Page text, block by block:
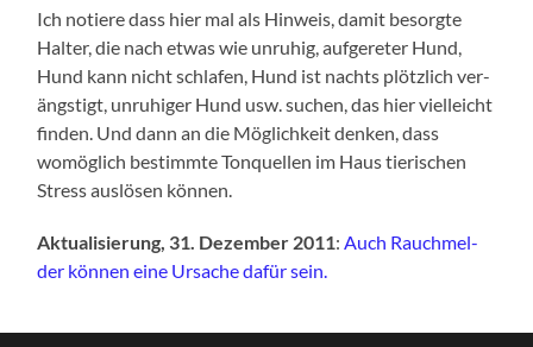
Ich notie­re dass hier mal als Hin­weis, damit besorg­te
Hal­ter, die nach etwas wie unru­hig, auf­ge­re­ter Hund,
Hund kann nicht schla­fen, Hund ist nachts plötz­lich ver­
ängs­tigt, unru­hi­ger Hund usw. suchen, das hier viel­leicht
fin­den. Und dann an die Mög­lich­keit den­ken, dass
womög­lich bestimm­te Ton­quel­len im Haus tie­ri­schen
Stress aus­lö­sen können.
Aktua­li­sie­rung, 31. Dezem­ber 2011:Auch Rauch­mel­
der kön­nen eine Ursa­che dafür sein.